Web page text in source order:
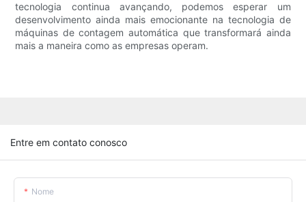
tecnologia continua avançando, podemos esperar um
desenvolvimento ainda mais emocionante na tecnologia de
máquinas de contagem automática que transformará ainda
mais a maneira como as empresas operam.
Entre em contato conosco
Nome